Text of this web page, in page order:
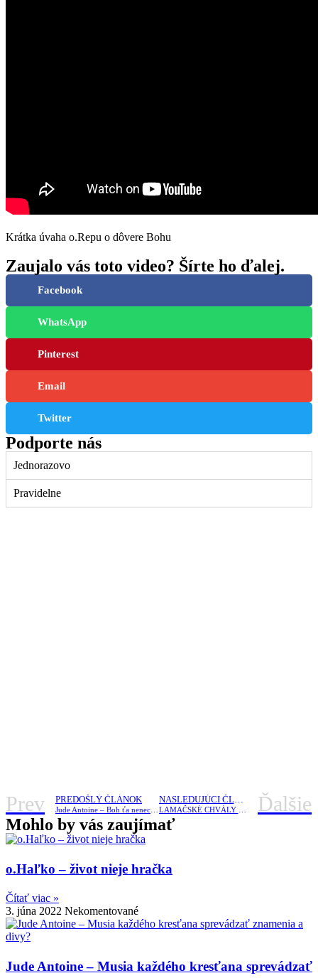
Krátka úvaha o.Repu o dôvere Bohu
Zaujalo vás toto video? Šírte ho ďalej.
Facebook
WhatsApp
Pinterest
Email
Twitter
Podporte nás
Jednorazovo
Pravidelne
Prev PREDOŠLÝ ČLÁNOK NASLEDUJÚCI ČLÁNOK Ďalšie
Mohlo by vás zaujímať
o.Haľko – život nieje hračka
Čítať viac »
3. júna 2022 Nekomentované
Jude Antoine – Musia každého kresťana sprevádzať